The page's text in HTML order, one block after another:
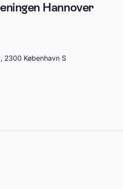
Hannover
2300 København S